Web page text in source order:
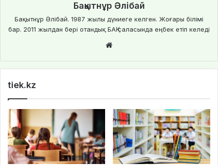
Бақытнұр Әлібай
Бақытнұр Әлібай. 1987 жылы дүниеге келген. Жоғары білімі
бар. 2011 жылдан бері отандық БАҚ саласында еңбек етіп келеді
te
tiek.kz